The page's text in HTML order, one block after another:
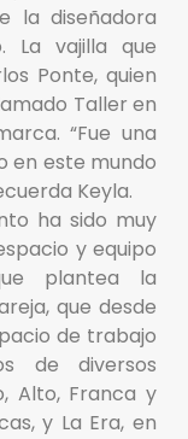
la diseñadora
La vajilla que
Ponte, quien
Taller en
“Fue una
en este mundo
Keyla.
ha sido muy
y equipo
plantea la
que desde
de trabajo
de diversos
Alto, Franca y
y La Era, en